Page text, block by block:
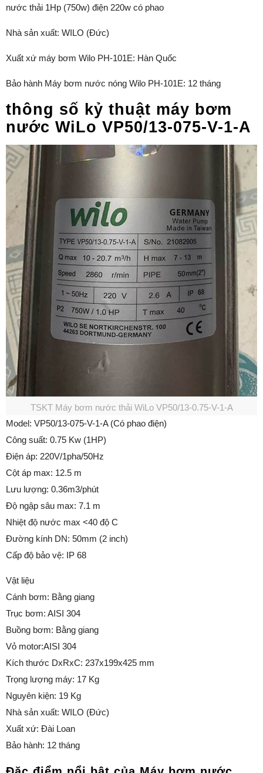
nước thải 1Hp (750w) điện 220w có phao
Nhà sản xuất: WILO (Đức)
Xuất xứ máy bơm Wilo PH-101E: Hàn Quốc
Bảo hành Máy bơm nước nóng Wilo PH-101E: 12 tháng
thông số kỷ thuật máy bơm
nước WiLo VP50/13-075-V-1-A
TSKT Máy bơm nước thải WiLo VP50/13-0.75-V-1-A
Model: VP50/13-075-V-1-A (Có phao điện)
Công suất: 0.75 Kw (1HP)
Điện áp: 220V/1pha/50Hz
Cột áp max: 12.5 m
Lưu lượng: 0.36m3/phút
Độ ngập sâu max: 7.1 m
Nhiệt độ nước max <40 độ C
Đường kính DN: 50mm (2 inch)
Cấp độ bảo vệ: IP 68
Vật liệu
Cánh bơm: Bằng giang
Trục bơm: AISI 304
Buồng bơm: Bằng giang
Vỏ motor:AISI 304
Kích thước DxRxC: 237x199x425 mm
Trọng lượng máy: 17 Kg
Nguyên kiện: 19 Kg
Nhà sản xuất: WILO (Đức)
Xuất xứ: Đài Loan
Bảo hành: 12 tháng